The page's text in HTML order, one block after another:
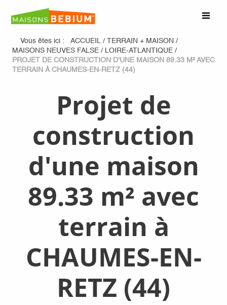
Vous êtes ici : ACCUEIL / TERRAIN + MAISON /
MAISONS NEUVES FALSE / LOIRE-ATLANTIQUE /
PROJET DE CONSTRUCTION D'UNE MAISON 89.33 M² AVEC
TERRAIN À CHAUMES-EN-RETZ (44)
Projet de
construction
d'une maison
89.33 m² avec
terrain à
CHAUMES-EN-
RETZ (44)